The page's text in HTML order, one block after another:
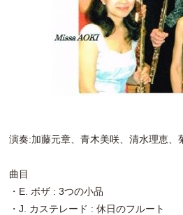
演奏:加藤元章、青木美咲、清水理恵、
曲目
・E. ボザ : 3つの小品
・J. カステレード : 休日のフルート